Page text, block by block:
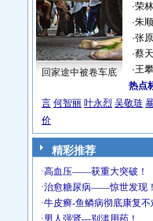
回家途中被卷车底
·荣林
·朱
·张原
·蔡
·王攀
热点
言 何智丽 叶永烈 吴敬琏
价
精彩推荐